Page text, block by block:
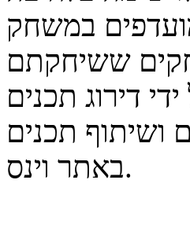
דירוג תכנים
תכנים
באתר וינס.